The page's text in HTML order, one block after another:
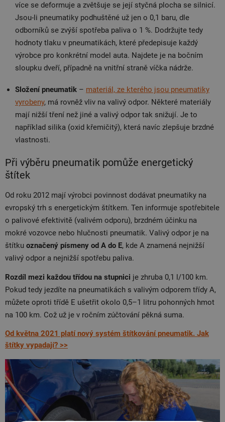
více se deformuje a zvětšuje se její styčná plocha se silnicí.
Jsou-li pneumatiky podhuštěné už jen o 0,1 baru, dle
odborníků se zvýší spotřeba paliva o 1 %. Dodržujte tedy
hodnoty tlaku v pneumatikách, které předepisuje každý
výrobce pro konkrétní model auta. Najdete je na bočním
sloupku dveří, případně na vnitřní straně víčka nádrže.
Složení pneumatik – materiál, ze kterého jsou pneumatiky
vyrobeny, má rovněž vliv na valivý odpor. Některé materiály
mají nižší tření než jiné a valivý odpor tak snižují. Je to
například silika (oxid křemičitý), která navíc zlepšuje brzdné
vlastnosti.
Při výběru pneumatik pomůže energetický
štítek
Od roku 2012 mají výrobci povinnost dodávat pneumatiky na
evropský trh s energetickým štítkem. Ten informuje spotřebitele
o palivové efektivitě (valivém odporu), brzdném účinku na
mokré vozovce nebo hlučnosti pneumatik. Valivý odpor je na
štítku označený písmeny od A do E, kde A znamená nejnižší
valivý odpor a nejnižší spotřebu paliva.
Rozdíl mezi každou třídou na stupnici je zhruba 0,1 l/100 km.
Pokud tedy jezdíte na pneumatikách s valivým odporem třídy A,
můžete oproti třídě E ušetřit okolo 0,5–1 litru pohonných hmot
na 100 km. Což už je v ročním zúčtování pěkná suma.
Od května 2021 platí nový systém štítkování pneumatik. Jak
štítky vypadají? >>